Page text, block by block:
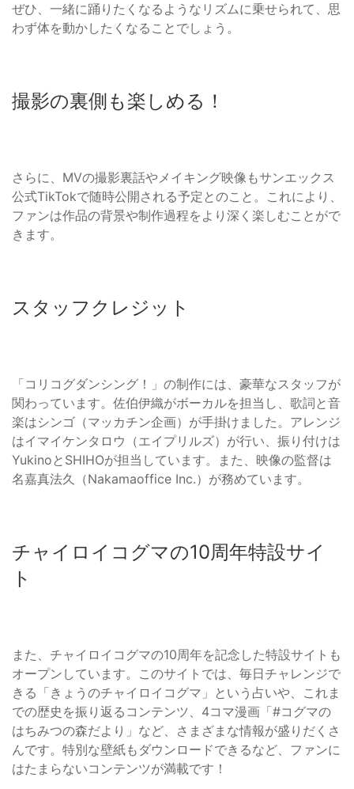
ぜひ、一緒に踊りたくなるようなリズムに乗せられて、思
わず体を動かしたくなることでしょう。
撮影の裏側も楽しめる！
さらに、MVの撮影裏話やメイキング映像もサンエックス
公式TikTokで随時公開される予定とのこと。これにより、
ファンは作品の背景や制作過程をより深く楽しむことがで
きます。
スタッフクレジット
「コリコグダンシング！」の制作には、豪華なスタッフが
関わっています。佐伯伊織がボーカルを担当し、歌詞と音
楽はシンゴ（マッカチン企画）が手掛けました。アレンジ
はイマイケンタロウ（エイプリルズ）が行い、振り付けは
YukinoとSHIHOが担当しています。また、映像の監督は
名嘉真法久（Nakamaoffice Inc.）が務めています。
チャイロイコグマの10周年特設サイ
ト
また、チャイロイコグマの10周年を記念した特設サイトも
オープンしています。このサイトでは、毎日チャレンジで
きる「きょうのチャイロイコグマ」という占いや、これま
での歴史を振り返るコンテンツ、4コマ漫画「#コグマの
はちみつの森だより」など、さまざまな情報が盛りだくさ
んです。特別な壁紙もダウンロードできるなど、ファンに
はたまらないコンテンツが満載です！